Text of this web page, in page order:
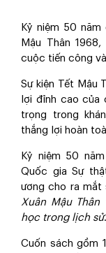
Kỷ niệm 50
Mậu Thân
cuộc tiến công
Sự kiện Tết Mậu
lợi đỉnh cao của
trọng trong
thắng lợi hoàn
Kỷ niệm 50
Quốc gia Sự
ương cho ra mắt
Xuân Mậu
học trong lịch sử.
Cuốn sách gồm